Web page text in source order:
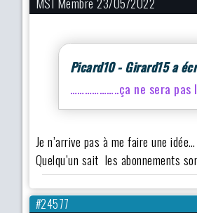
Picard10 - Girard15 a
………………..ça ne sera pas
Je n’arrive pas à me faire une idée…
Quelqu’un sait les abonnements
#24577